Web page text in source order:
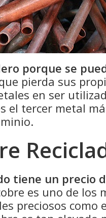
porque se
pierda sus
en ser
el tercer metal
tiene un precio
es uno de los
preciosos como